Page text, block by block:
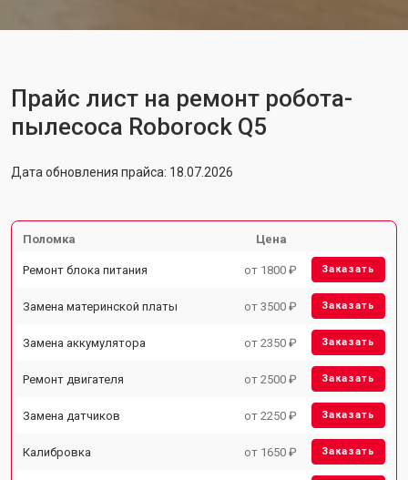
Прайс лист на ремонт робота-
пылесоса Roborock Q5
Дата обновления прайса: 18.07.2026
Поломка Цена
Ремонт блока питания от 1800 ₽ Заказать
Замена материнской платы от 3500 ₽ Заказать
Замена аккумулятора от 2350 ₽ Заказать
Ремонт двигателя от 2500 ₽ Заказать
Замена датчиков от 2250 ₽ Заказать
Калибровка от 1650 ₽ Заказать